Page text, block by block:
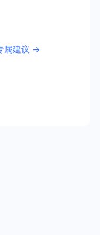
属建议 →